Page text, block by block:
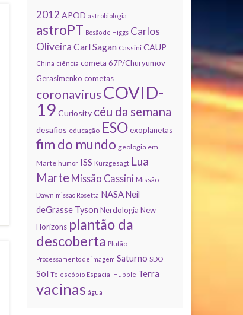
2012 APOD astrobiologia
astroPT Bosão de Higgs Carlos
Oliveira Carl Sagan Cassini CAUP
China ciência cometa 67P/Churyumov-
Gerasimenko cometas
coronavirus COVID-
19 Curiosity céu da semana
desafios educação ESO exoplanetas
fim do mundo geologia em
Marte humor ISS Kurzgesagt Lua
Marte Missão Cassini Missão
Dawn missão Rosetta NASA Neil
deGrasse Tyson Nerdologia New
Horizons plantão da
descoberta Plutão
Processamento de imagem Saturno SDO
Sol Telescópio Espacial Hubble Terra
vacinas água